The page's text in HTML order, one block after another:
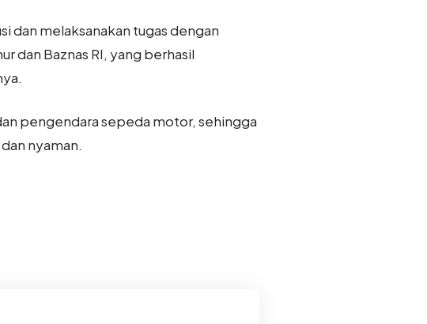
dan melaksanakan tugas dengan
dan Baznas RI, yang berhasil
pengendara sepeda motor, sehingga
nyaman.